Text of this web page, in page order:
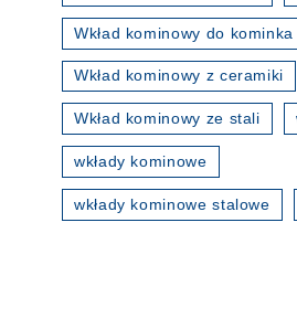
Wkład kominowy do kominka
Wkład kominowy z ceramiki
Wkład kominowy ze stali
wkłady kominowe
wkłady kominowe stalowe